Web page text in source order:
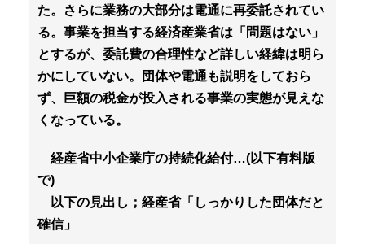
た。さらに業務の大部分は電通に再委託されてい
る。事業を担当する経済産業省は「問題はない」
とするが、委託費の合理性など詳しい経緯は明ら
かにしていない。団体や電通も説明をしておら
ず、巨額の税金が投入される事業の実態が見えな
くなっている。
経産省中小企業庁の持続化給付…(以下有料版
で)
以下の見出し；経産省「しっかりした団体だと
確信」